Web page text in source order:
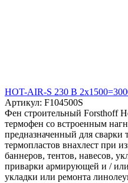
HOT-AIR-S 230 В
Артикул: F104500S
Фен строительный Forsthoff
термофен со встроенным
предназначенный для сварки
термопластов внахлест при
баннеров, тентов, навесов,
приварки армирующей и /
укладки или ремонта